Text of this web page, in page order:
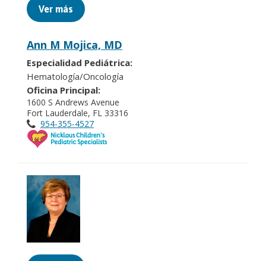
Ver más
Ann M Mojica, MD
Especialidad Pediátrica:
Hematología/Oncología
Oficina Principal:
1600 S Andrews Avenue
Fort Lauderdale, FL 33316
954-355-4527